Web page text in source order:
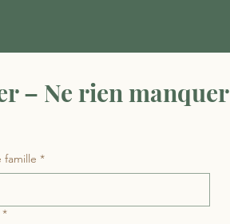
– Ne rien manquer
famille *
*